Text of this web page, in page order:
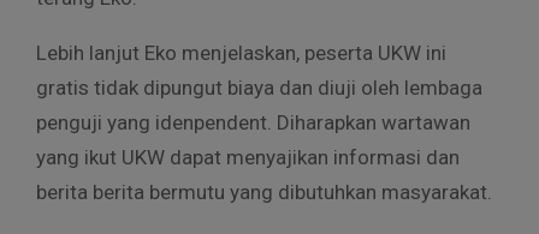
Lebih lanjut Eko menjelaskan, peserta UKW ini
gratis tidak dipungut biaya dan diuji oleh lembaga
penguji yang idenpendent. Diharapkan wartawan
yang ikut UKW dapat menyajikan informasi dan
berita berita bermutu yang dibutuhkan masyarakat.